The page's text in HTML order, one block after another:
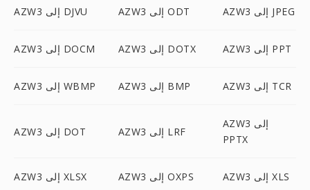
AZW3 إلى DJVU AZW3 إلى ODT AZW3 إلى JPEG
AZW3 إلى DOCM AZW3 إلى DOTX AZW3 إلى PPT
AZW3 إلى WBMP AZW3 إلى BMP AZW3 إلى TCR
AZW3 إلى DOT AZW3 إلى LRF
AZW3 إلى
PPTX
AZW3 إلى XLSX AZW3 إلى OXPS AZW3 إلى XLS